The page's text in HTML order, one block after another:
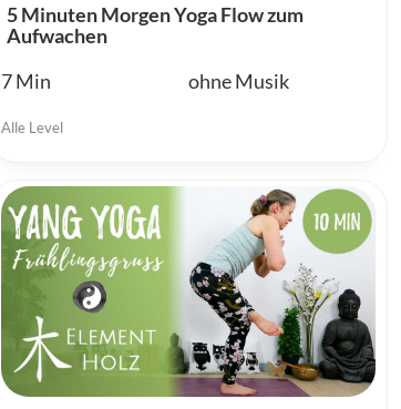
5 Minuten Morgen Yoga Flow zum
Aufwachen
7
ohne Musik
Alle Level